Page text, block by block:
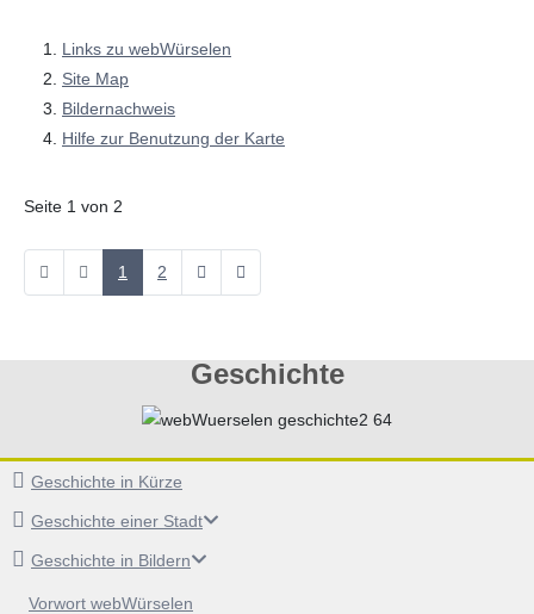
Geschichte
Geschichte in Kürze
Geschichte einer Stadt
Geschichte in Bildern
Vorwort webWürselen
Links zu webWürselen
Site Map
Bildernachweis
Hilfe zur Benutzung der Karte
Seite 1 von 2
1 2